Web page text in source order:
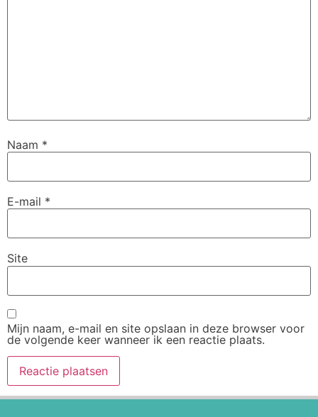
Naam *
E-mail *
Site
Mijn naam, e-mail en site opslaan in deze browser voor
de volgende keer wanneer ik een reactie plaats.